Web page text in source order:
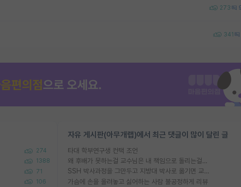
273
341
274
1388
71
106
자유 게시판(아무개랩)에서 최근 댓글이 많이 달린 글
타대 학부연구생 컨택 조언
왜 후배가 못하는걸 교수님은 내 책임으로 돌리는걸까요?
SSH 박사과정을 그만두고 지방대 박사로 옮기면 교수의 꿈은 끝일까요?
가슴에 손을 올려놓고 싫어하는 사람 불공정하게 리뷰